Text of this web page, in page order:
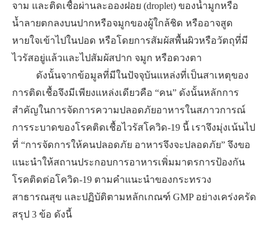
จาม และติดเชื้อผ่านละอองฝอย (droplet) ของน้ำมูกหรือ
น้ำลายตกลงบนปากหรือจมูกของผู้ใกล้ชิด หรืออาจสูด
หายใจเข้าไปในปอด หรือโดยการสัมผัสพื้นผิวหรือวัตถุที่มี
ไวรัสอยู่แล้วและไปสัมผัสปาก จมูก หรือดวงตา
​ ​ ​ ดังนั้นจากข้อมูลที่มีในปัจจุบันแหล่งที่เป็นสาเหตุของ
การติดเชื้อจึงมีเพียงแหล่งเดียวคือ “คน” ดังนั้นหลักการ
สำคัญในการจัดการความปลอดภัยอาหารในสภาวการณ์
การระบาดของโรคติดเชื้อไวรัสโควิด-19 นี้ เราจึงมุ่งเน้นไป
ที่ “การจัดการให้คนปลอดภัย อาหารจึงจะปลอดภัย” จึงขอ
แนะนำให้สถานประกอบการอาหารเพิ่มมาตรการป้องกัน
โรคติดต่อโควิด-19 ตามคำแนะนำของกระทรวง
สาธารณสุข และปฏิบัติตามหลักเกณฑ์ GMP อย่างเคร่งครัด
สรุป 3 ข้อ ดังนี้